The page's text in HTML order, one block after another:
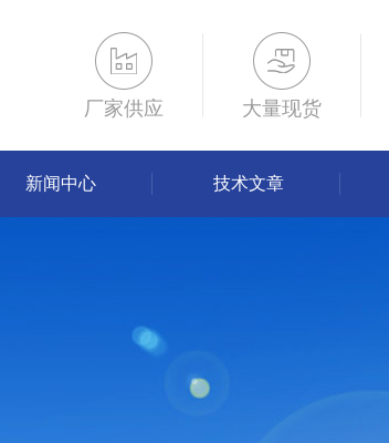
厂家供应 大量现货
新闻中心 技术文章